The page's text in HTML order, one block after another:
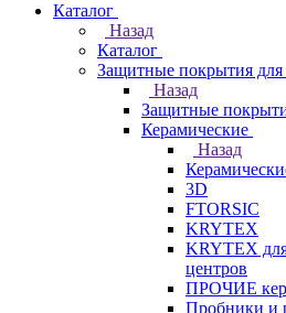
Каталог
Назад
Каталог
Защитные покрытия для
Назад
Защитные
Керамические
Назад
3D
FTORSIC
KRYTEX
KRYTEX
центров
ПРОЧИЕ
Пробники и